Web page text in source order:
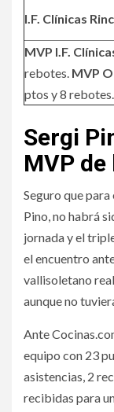
I.F. Clínicas
MVP I.F.
rebotes. MVP
ptos y 8 rebotes.
Sergi
MVP
Seguro que
Pino, no habrá
jornada y el
el encuentro
vallisoletano
aunque no
Ante
equipo con 23
asistencias, 2
recibidas para